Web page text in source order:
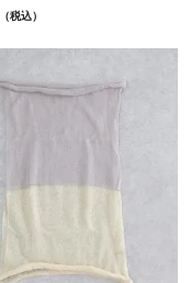
（税込）